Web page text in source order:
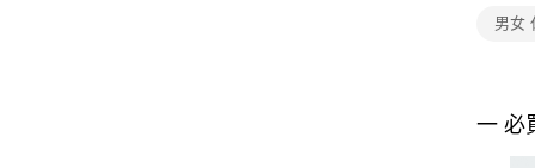
男女
一 必